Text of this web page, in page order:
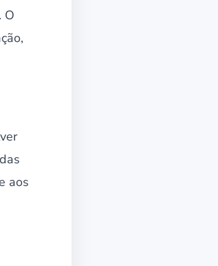
O
aos